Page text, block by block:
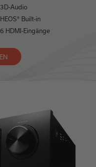
3D-Audio
HEOS® Built-in
6 HDMI-Eingänge